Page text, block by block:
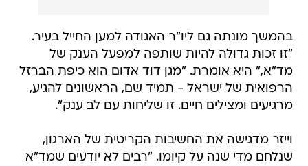
בהמשך מונתה גם ליו"ר האגודה למען החייל בעיר.
"זו זכות גדולה להיות שותפה למפעל הענק של
מד"א," היא אומרת. "מגן דוד אדום הוא כיפת הברזל
הרפואית של ישראל - תמיד שם, הראשונים להגיע,
מרגיעים ומצילים חיים. זו שליחות עם לב ענק".
וייזר מדגישה את החשיבות הקריטית של הארגון,
שנלחם מדי שנה על קיומו. "רבים לא יודעים שמד"א